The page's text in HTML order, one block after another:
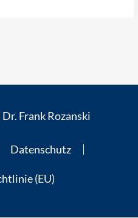
Frank Rozanski
Datenschutz
(EU)